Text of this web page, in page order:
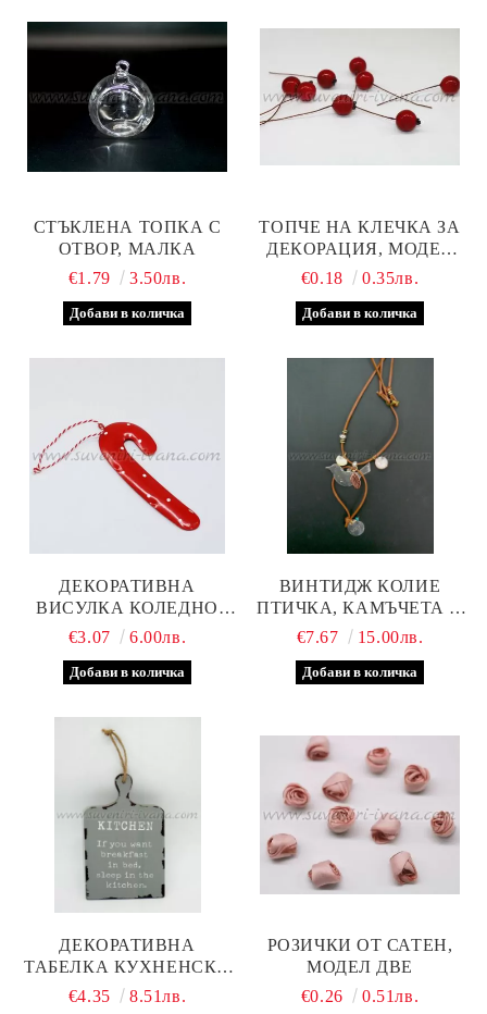
СТЪКЛЕНА ТОПКА С
ОТВОР, МАЛКА
€1.79
3.50лв.
ТОПЧЕ НА КЛЕЧКА ЗА
ДЕКОРАЦИЯ, МОДЕЛ
ЕДНО
€0.18 0.35лв.
ДЕКОРАТИВНА
ВИСУЛКА КОЛЕДНО
БАСТУНЧЕ
€3.07 6.00лв.
ВИНТИДЖ КОЛИЕ
ПТИЧКА, КАМЪЧЕТА И
МЪНИСТА
€7.67 15.00лв.
ДЕКОРАТИВНА
ТАБЕЛКА КУХНЕНСКА
ДЪСКА С НАДПИС,
€4.35 8.51лв.
РОЗИЧКИ ОТ САТЕН,
МОДЕЛ ДВЕ
€0.26
0.51лв.